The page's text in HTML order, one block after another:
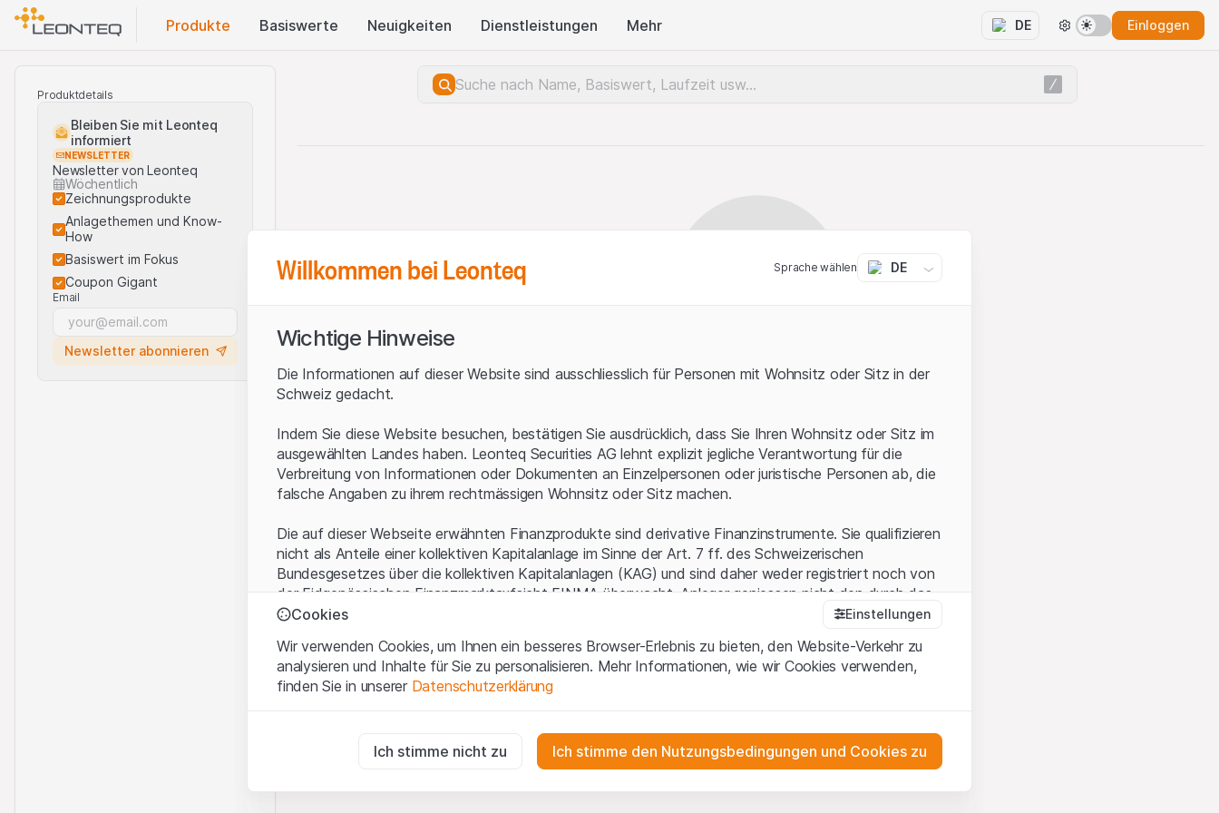
Produkte Basis​werte Neuigkeiten Dienstleistungen Mehr DE Einloggen
Produktdetails
Bleiben Sie mit Leonteq
informiert
NEWSLETTER
Newsletter von Leonteq
Wöchentlich
Zeichnungsprodukte
Anlagethemen und Know-
How
Basiswert im Fokus
Coupon Gigant
Email
Newsletter abonnieren
Willkommen bei Leonteq Sprache wählen DE
Wichtige Hinweise
Die Informationen auf dieser Website sind ausschliesslich für Personen mit Wohnsitz oder Sitz in der
Schweiz gedacht.
Indem Sie diese Website besuchen, bestätigen Sie ausdrücklich, dass Sie Ihren Wohnsitz oder Sitz im
ausgewählten Landes haben. Leonteq Securities AG lehnt explizit jegliche Verantwortung für die
Verbreitung von Informationen oder Dokumenten an Einzelpersonen oder juristische Personen ab, die
falsche Angaben zu ihrem rechtmässigen Wohnsitz oder Sitz machen.
Die auf dieser Webseite erwähnten Finanzprodukte sind derivative Finanzinstrumente. Sie qualifizieren
nicht als Anteile einer kollektiven Kapitalanlage im Sinne der Art. 7 ff. des Schweizerischen
Bundesgesetzes über die kollektiven Kapitalanlagen (KAG) und sind daher weder registriert noch von
der Eidgenössischen Finanzmarktaufsicht FINMA überwacht. Anleger geniessen nicht den durch das
KAG vermittelten spezifischen Anlegerschutz.
Anwendungsbedingungen und rechtliche Informationen
Mit dem Zugriff auf diese Website der Leonteq Securities AG (die "Website") erklären Sie, dass Sie die
rechtlichen Informationen und die wichtigen Hinweise und
Sämtliche Immaterialgüterrechte (wie z.B. Urheber¬, Design¬ und Markenrechte) an dem auf der
Cookies Einstellungen
Wir verwenden Cookies, um Ihnen ein besseres Browser-Erlebnis zu bieten, den Website-Verkehr zu
analysieren und Inhalte für Sie zu personalisieren. Mehr Informationen, wie wir Cookies verwenden,
finden Sie in unserer Datenschutzerklärung
Diese Cookies sind für die Website erforderlich und können nicht deaktiviert werden.
Ich stimme nicht zu Ich stimme den Nutzungsbedingungen und Cookies zu